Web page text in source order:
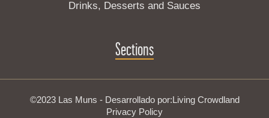
Drinks, Desserts and Sauces
Sections
©2023 Las Muns - Desarrollado por:Living Crowdland
Privacy Policy